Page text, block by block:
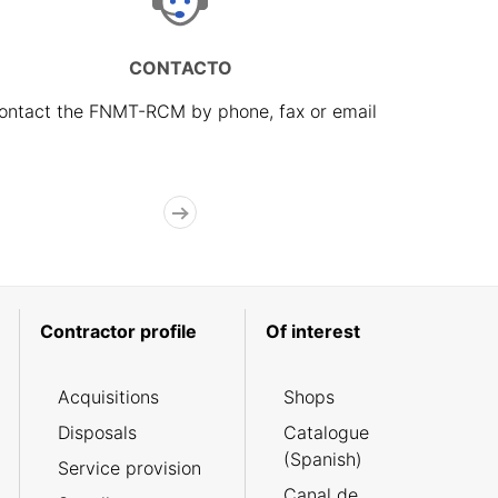
CONTACTO
the FNMT-RCM by phone, fax or email
Contractor profile
Acquisitions
Disposals
Service provision
Of interest
Shops
Catalogue
(Spanish)